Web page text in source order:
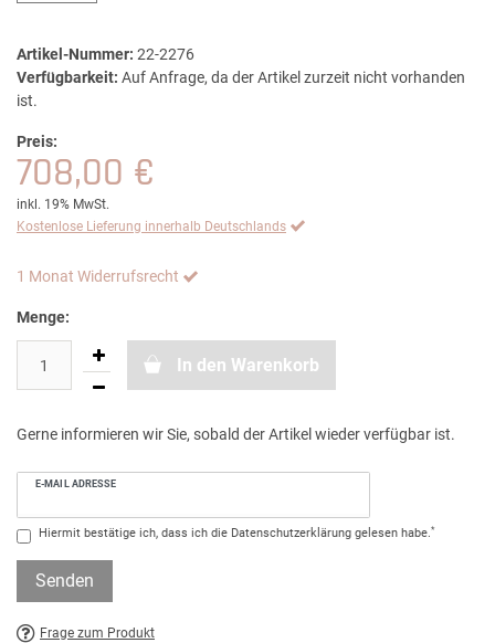
Artikel-Nummer: 22-2276
Verfügbarkeit: Auf Anfrage, da der Artikel zurzeit nicht vorhanden
ist.
Preis:
708,00 €
inkl. 19% MwSt.
Kostenlose Lieferung innerhalb Deutschlands
1 Monat Widerrufsrecht
Menge:
In den Warenkorb
Gerne informieren wir Sie, sobald der Artikel wieder verfügbar ist.
E-MAIL ADRESSE
Hiermit bestätige ich, dass ich die Daten­schutz­erklärung gelesen habe.*
Senden
Frage zum Produkt